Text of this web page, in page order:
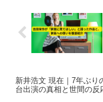
新井浩文 現在｜7年ぶり
台出演の真相と世間の反